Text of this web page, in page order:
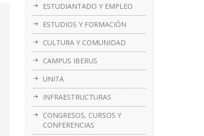
ESTUDIANTADO Y EMPLEO
ESTUDIOS Y FORMACIÓN
CULTURA Y COMUNIDAD
CAMPUS IBERUS
UNITA
INFRAESTRUCTURAS
CONGRESOS, CURSOS Y
CONFERENCIAS